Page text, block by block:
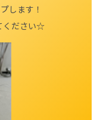
します！
ください☆